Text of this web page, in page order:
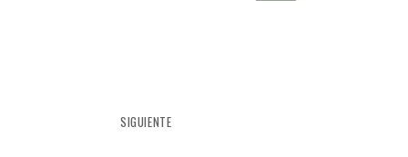
SIGUIENTE